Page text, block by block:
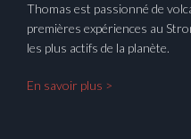
Thomas est passionné de
premières expériences au
les plus actifs de la planète.
En savoir plus >